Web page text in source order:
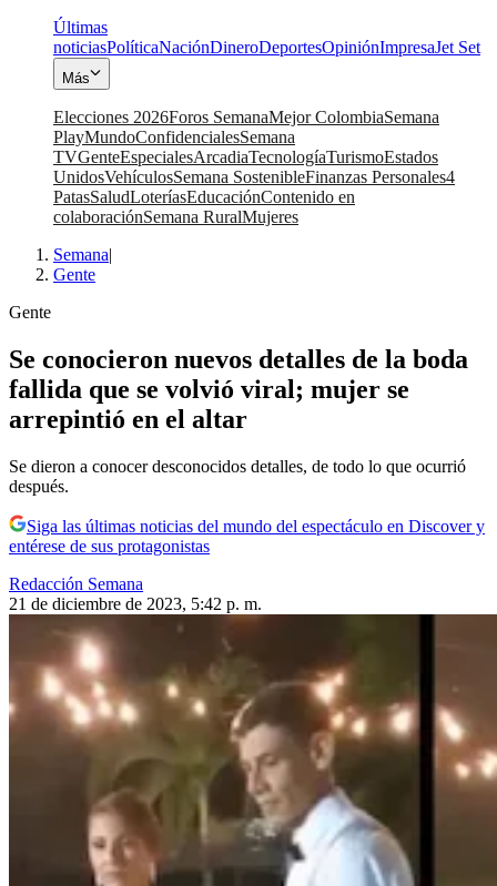
Últimas
noticiasPolíticaNaciónDineroDeportesOpiniónImpresaJet Set
Más
Elecciones 2026Foros SemanaMejor ColombiaSemana
PlayMundoConfidencialesSemana
TVGenteEspecialesArcadiaTecnologíaTurismoEstados
UnidosVehículosSemana SostenibleFinanzas Personales4
PatasSaludLoteríasEducaciónContenido en
colaboraciónSemana RuralMujeres
Semana|
Gente
Gente
Se conocieron nuevos detalles de la boda
fallida que se volvió viral; mujer se
arrepintió en el altar
Se dieron a conocer desconocidos detalles, de todo lo que ocurrió
después.
Siga las últimas noticias del mundo del espectáculo en Discover y
entérese de sus protagonistas
Redacción Semana
21 de diciembre de 2023, 5:42 p. m.